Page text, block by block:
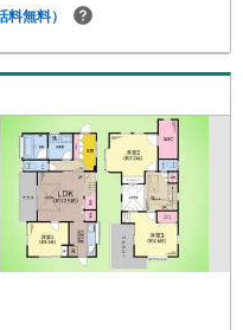
まずは何でもお気軽にご相
ております!!
料無料）